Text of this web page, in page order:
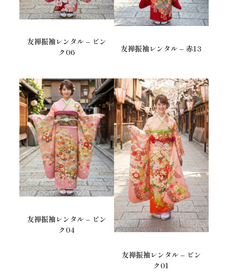
友禅振袖レンタル – ピン
ク06
友禅振袖レンタル – 赤13
友禅振袖レンタル – ピン
ク04
友禅振袖レンタル – ピン
ク01